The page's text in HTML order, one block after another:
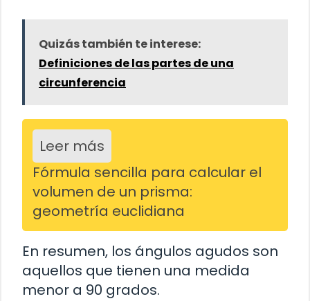
Quizás también te interese:
Definiciones de las partes de una
circunferencia
Leer más
Fórmula sencilla para calcular el
volumen de un prisma:
geometría euclidiana
En resumen, los ángulos agudos son
aquellos que tienen una medida
menor a 90 grados.